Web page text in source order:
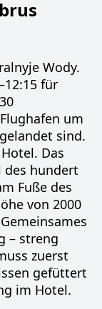
Wody.
für
um
sind.
Das
des hundert
Fuße des
von 2000
– streng
zuerst
gefüttert
im Hotel.